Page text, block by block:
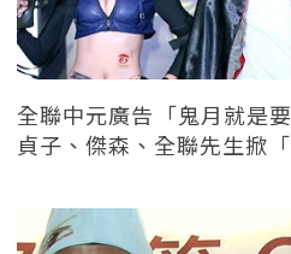
全聯中元廣告「鬼月就是
貞子、傑森、全聯先生掀